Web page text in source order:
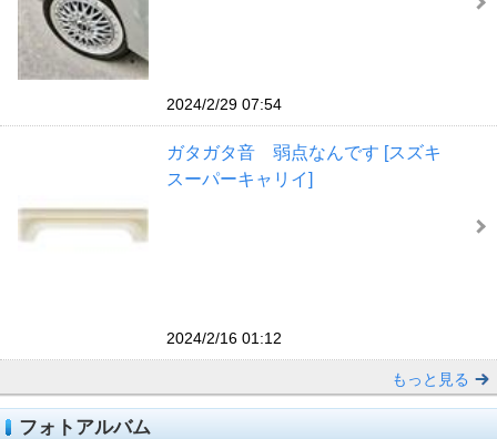
2024/2/29 07:54
ガタガタ音 弱点なんです [スズキ
スーパーキャリイ]
2024/2/16 01:12
もっと見る
フォトアルバム